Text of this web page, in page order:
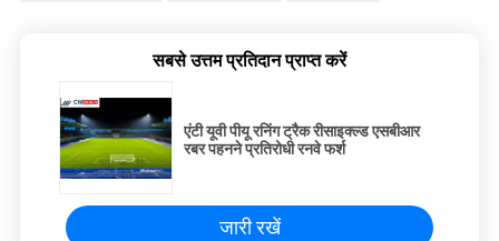
सबसे उत्तम प्रतिदान प्राप्त करें
एंटी यूवी पीयू रनिंग ट्रैक रीसाइक्ल्ड एसबीआर
रबर पहनने प्रतिरोधी रनवे फर्श
जारी रखें